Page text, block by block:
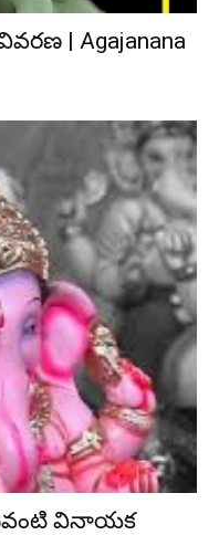
| Agajanana
వినాయక